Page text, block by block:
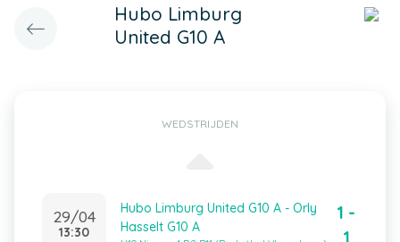
Hubo Limburg
United G10 A
WEDSTRIJDEN
29/04
13:30
Hubo Limburg United G10 A - Orly
Hasselt G10 A
1 -
1